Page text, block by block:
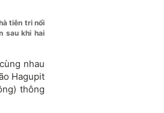
tiên tri nổi
sau khi hai
nhau
Hagupit
thông